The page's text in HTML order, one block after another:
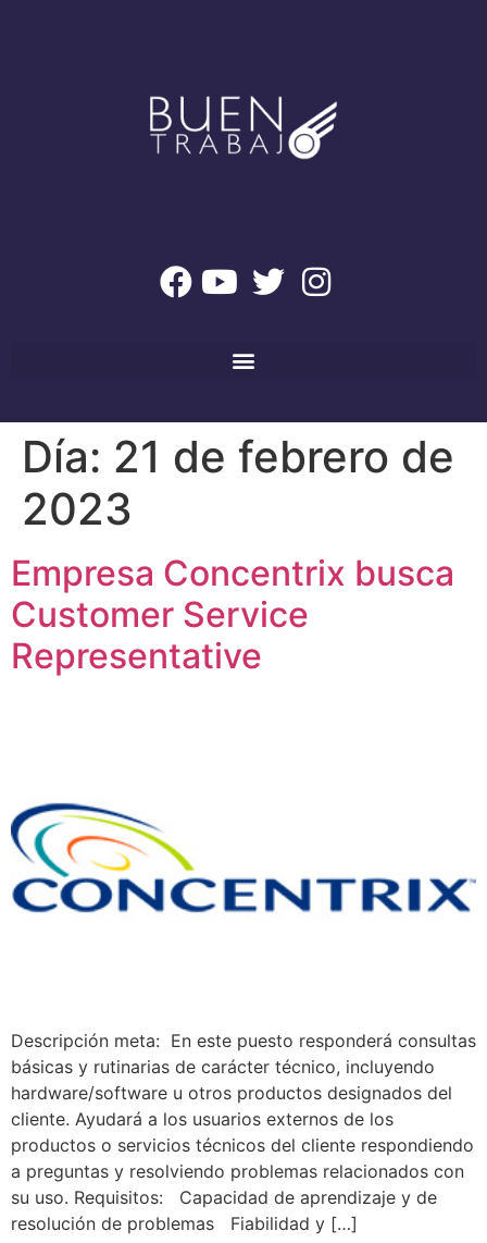
Día: 21 de febrero de
2023
Empresa Concentrix busca
Customer Service
Representative
Descripción meta: En este puesto responderá consultas
básicas y rutinarias de carácter técnico, incluyendo
hardware/software u otros productos designados del
cliente. Ayudará a los usuarios externos de los
productos o servicios técnicos del cliente respondiendo
a preguntas y resolviendo problemas relacionados con
su uso. Requisitos: Capacidad de aprendizaje y de
resolución de problemas Fiabilidad y […]